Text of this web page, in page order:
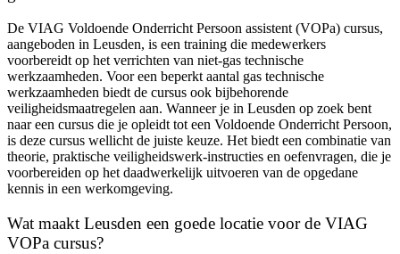
De VIAG Voldoende Onderricht Persoon assistent (VOPa) cursus,
aangeboden in Leusden, is een training die medewerkers
voorbereidt op het verrichten van niet-gas technische
werkzaamheden. Voor een beperkt aantal gas technische
werkzaamheden biedt de cursus ook bijbehorende
veiligheidsmaatregelen aan. Wanneer je in Leusden op zoek bent
naar een cursus die je opleidt tot een Voldoende Onderricht Persoon,
is deze cursus wellicht de juiste keuze. Het biedt een combinatie van
theorie, praktische veiligheidswerk-instructies en oefenvragen, die je
voorbereiden op het daadwerkelijk uitvoeren van de opgedane
kennis in een werkomgeving.
Wat maakt Leusden een goede locatie voor de VIAG
VOPa cursus?